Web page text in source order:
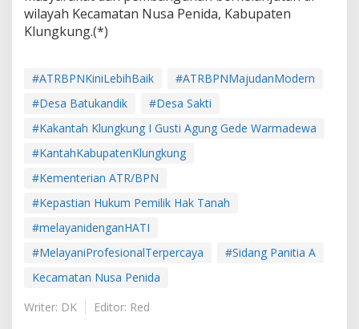
wilayah Kecamatan Nusa Penida, Kabupaten
Klungkung.(*)
#ATRBPNKiniLebihBaik
#ATRBPNMajudanModern
#Desa Batukandik
#Desa Sakti
#Kakantah Klungkung I Gusti Agung Gede Warmadewa
#KantahKabupatenKlungkung
#Kementerian ATR/BPN
#Kepastian Hukum Pemilik Hak Tanah
#melayanidenganHATI
#MelayaniProfesionalTerpercaya
#Sidang Panitia A
Kecamatan Nusa Penida
Writer: DK
Editor: Red